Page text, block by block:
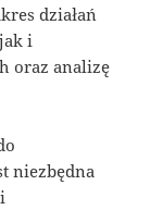
działań
i
oraz analizę
niezbędna